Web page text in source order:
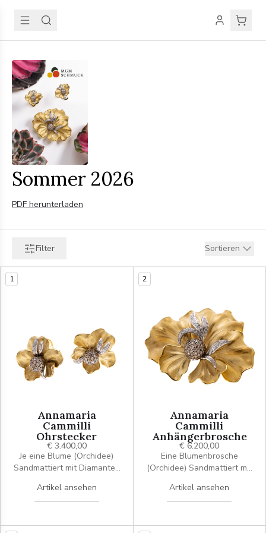
Sommer 2026
PDF herunterladen
Filter Sortieren
1
Annamaria
Cammilli
Ohrstecker
€ 3.400,00
Je eine Blume (Orchidee)
Sandmattiert mit Diamanten
Kugelform ist mit Fancy
brown Brillanten
Cammilli.
Artikel ansehen
2
Annamaria
Cammilli
Anhängerbrosche
€ 6.200,00
Eine Blumenbrosche
(Orchidee) Sandmattiert mit
Cammilli. Länge 5 cm, Breite
4,5 cm.
Artikel ansehen